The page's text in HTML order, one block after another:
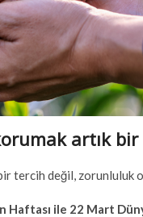
artık
tercih değil, zorunluluk
ile 22 Mart